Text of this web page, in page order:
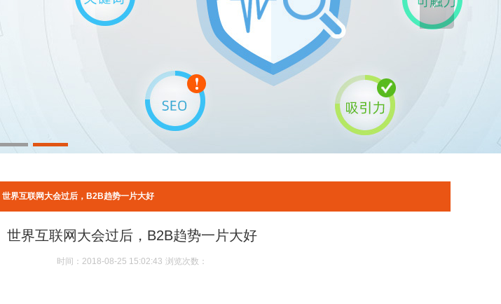
世界互联网大会过后，B2B趋势一片大好
世界互联网大会过后，B2B趋势一片大好
时间：2018-08-25 15:02:43 浏览次数：